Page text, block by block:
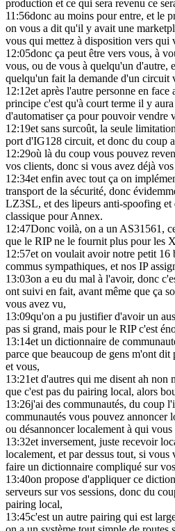
production et ce qui sera revenu ce
11:56donc au moins pour entre, et le
on vous a dit qu'il y avait une
vous qui mettez à disposition vers qui
12:05donc ça peut être vers vous, à
vous, ou de vous à quelqu'un d'autre,
quelqu'un fait la demande d'un circuit
12:12et après l'autre personne en face
principe c'est qu'à court terme il y
d'automatiser ça pour pouvoir vendre
12:19et sans surcoût, la seule
port d'IG128 circuit, et donc du coup
12:29où là du coup vous pouvez
vos clients, donc si vous avez déjà
12:34et enfin avec tout ça on
transport de la sécurité, donc
LZ3SL, et des lipeurs anti-spoofing
classique pour Annex.
12:47Donc voilà, on a un AS31561,
que le RIP ne le fournit plus pour les
12:57et on voulait avoir notre petit 16
commus sympathiques, et nos IP
13:03on a eu du mal à l'avoir, donc
ont suivi en fait, avant même que ça
vous avez vu,
13:09qu'on a pu justifier d'avoir un
pas si grand, mais pour le RIP c'est
13:14et un dictionnaire de
parce que beaucoup de gens m'ont
et vous,
13:21et d'autres qui me disent ah non
que c'est pas du pairing local, alors
13:26j'ai des communautés, du coup
communautés vous pouvez annoncer
ou désannoncer localement à qui
13:32et inversement, juste recevoir
localement, et par dessus tout, si vous
faire un dictionnaire compliqué sur
13:40on propose d'appliquer ce
serveurs sur vos sessions, donc du
pairing local,
13:45c'est un autre pairing qui est